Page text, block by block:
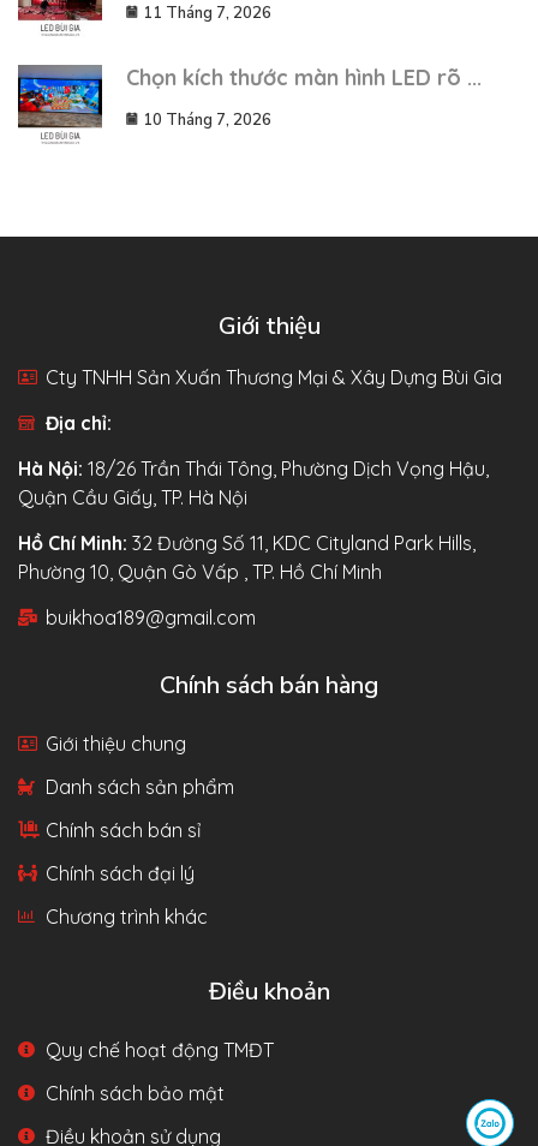
11 Tháng 7, 2026
Chọn kích thước màn hình LED rõ ...
10 Tháng 7, 2026
Giới thiệu
Cty TNHH Sản Xuấn Thương Mại & Xây Dựng Bùi Gia
Địa chỉ:
Hà Nội: 18/26 Trần Thái Tông, Phường Dịch Vọng Hậu,
Quận Cầu Giấy, TP. Hà Nội
Hồ Chí Minh: 32 Đường Số 11, KDC Cityland Park Hills,
Phường 10, Quận Gò Vấp , TP. Hồ Chí Minh
buikhoa189@gmail.com
Chính sách bán hàng
Giới thiệu chung
Danh sách sản phẩm
Chính sách bán sỉ
Chính sách đại lý
Chương trình khác
Điều khoản
Quy chế hoạt động TMĐT
Chính sách bảo mật
Điều khoản sử dụng